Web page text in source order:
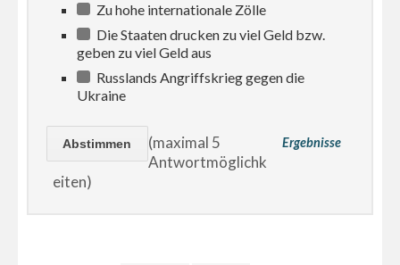
Zu hohe internationale Zölle
Die Staaten drucken zu viel Geld bzw.
geben zu viel Geld aus
Russlands Angriffskrieg gegen die
Ukraine
Ergebnisse
(maximal 5
Antwortmöglichk
eiten)